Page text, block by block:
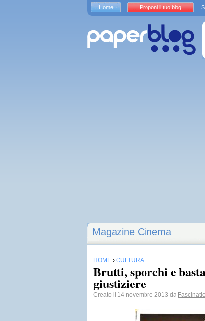
Magazine Cinema
HOME › CULTURA
Brutti, sporchi e
giustiziere
Creato il 14 novembre 2013 da
Home Proponi il tuo blog